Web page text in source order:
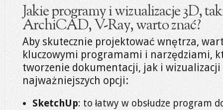
Jakie programy i wizualizacje 3D,
ArchiCAD, V-Ray, warto znać?
Aby skutecznie projektować wnętrza,
kluczowymi programami i narzędziami,
tworzenie dokumentacji, jak i wizualizacji
najważniejszych opcji:
SketchUp: to łatwy w obsłudze program